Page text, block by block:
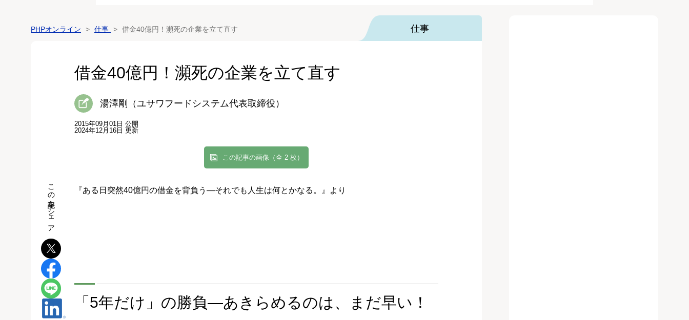
PHPオンライン 仕事 借金40億円！瀕死の企業を立て直す 仕事
借金40億円！瀕死の企業を立て直す
湯澤剛（ユサワフードシステム代表取締役）
2015年09月01日 公開
2024年12月16日 更新
この記事の画像（全 2 枚）
『ある日突然40億円の借金を背負う―それでも人生は何とかなる。』より
「5年だけ」の勝負―あきらめるのは、まだ早い！
この記事をシェア